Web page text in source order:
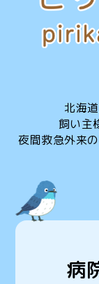
北海
飼い主
夜間救急外来
病